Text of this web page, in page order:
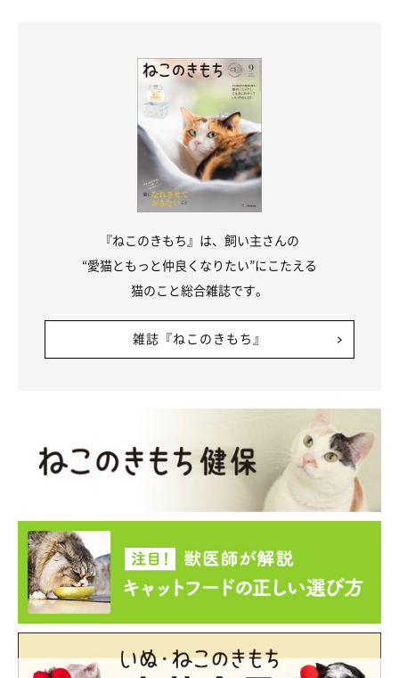
『ねこのきもち』は、飼い主さんの
“愛猫ともっと仲良くなりたい”にこたえる
猫のこと総合雑誌です。
雑誌『ねこのきもち』